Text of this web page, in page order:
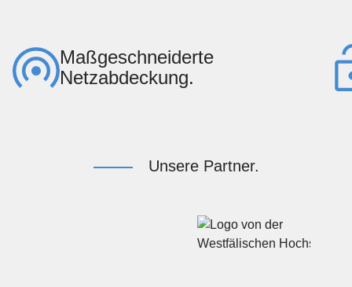
Maßgeschneiderte
Netzabdeckung.
Unsere Partner.